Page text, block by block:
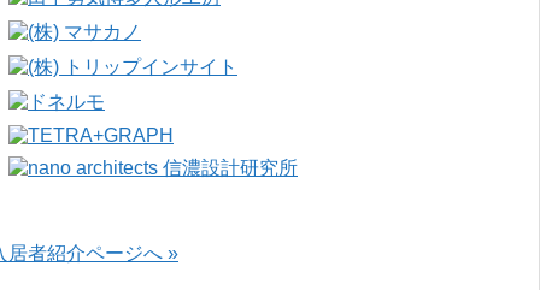
居者紹介ページへ »